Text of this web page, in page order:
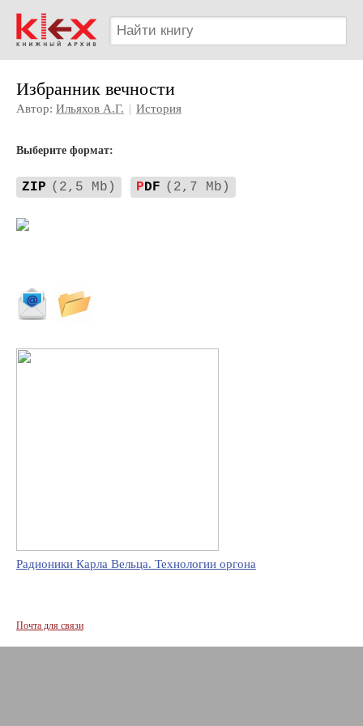
Избранник вечности
Автор: Ильяхов А.Г. | История
Выберите формат:
ZIP (2,5 Mb) PDF (2,7 Mb)
Радионики Карла Вельца. Технологии оргона
Почта для связи